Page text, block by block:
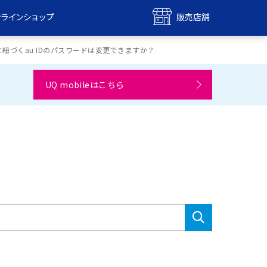
インショップ 販売店舗
ショップ
ンショップ
UQ mobile
販売店舗
販売店舗
紐づくau IDのパスワードは変更できますか？
UQ mobileはこちら